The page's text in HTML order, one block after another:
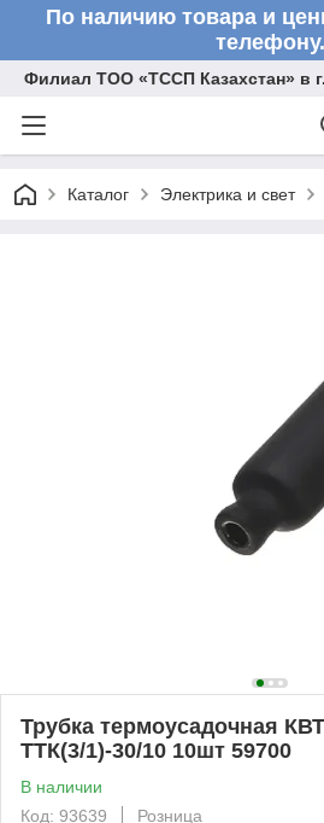
По наличию товара и
телефону.
Филиал ТОО «ТССП Казахстан» в
Каталог Электрика и свет
Трубка термоусадочная
ТТК(3/1)-30/10 10шт 59700
В наличии
Код: 93639
Розница